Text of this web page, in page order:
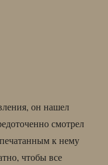
он нашел
смотрел
к нему
чтобы все